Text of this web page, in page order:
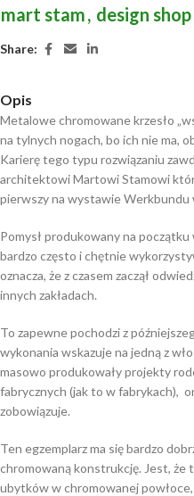
mart stam, design shop
Share:
Opis
Metalowe chromowane krzesło
na tylnych nogach, bo ich nie ma,
Karierę tego typu rozwiązaniu
architektowi Martowi Stamowi
pierwszy na wystawie Werkbundu
Pomysł produkowany na
bardzo często i chętnie
oznacza, że z czasem zaczął
innych zakładach.
To zapewne pochodzi z
wykonania wskazuje na jedną z
masowo produkowały projekty
fabrycznych (jak to w fabrykach),
zobowiązuje.
Ten egzemplarz ma się bardzo
chromowaną konstrukcję. Jest, że
ubytków w chromowanej